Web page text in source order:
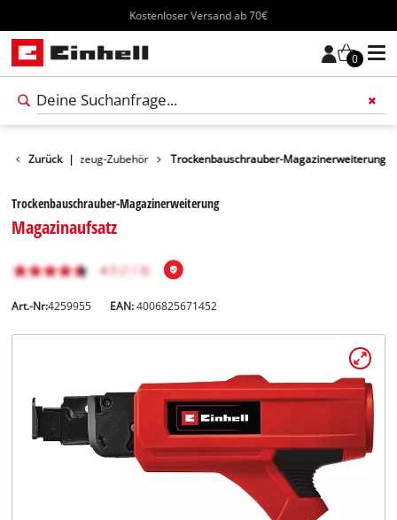
Kostenloser Versand ab 70€
0
Deutsch
DEDeutsch
Zurück |
Weiteres Werkzeug-Zubehör Trockenbauschrauber-Magazinerweiterung
Trockenbauschrauber-Magazinerweiterung
Magazinaufsatz
Art.-Nr:4259955 EAN:4006825671452